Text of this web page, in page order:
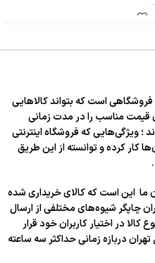
کاربری : پرینتر
فروشگاهی است که بتواند کالاهایی
قیمت مناسب را در مدت زمانی
ویژگی‌هایی که فروشگاه اینترنتی
کار کرده و توانسته از این طریق
ما این است که کالای خریداری شده
چاپگر شیوه‌های مختلفی از ارسال
در اختیار کاربران خود قرار
دربازه زمانی حداکثر سه ساعته